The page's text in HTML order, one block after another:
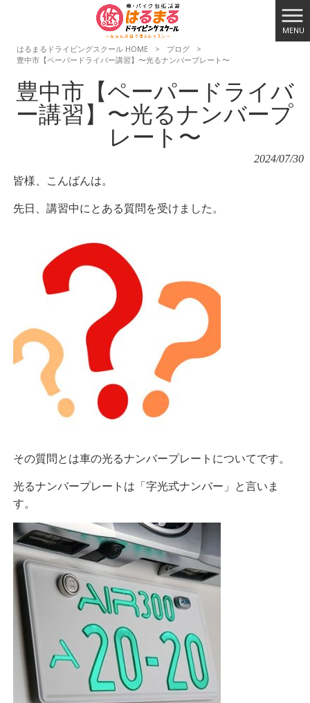
MENU
はるまるドライビングスクール HOME
> ブログ
>
豊中市【ペーパードライバー講習】〜光るナンバープレート〜
豊中市【ペーパードライバ
ー講習】〜光るナンバープ
レート〜
2024/07/30
皆様、こんばんは。
先日、講習中にとある質問を受けました。
その質問とは車の光るナンバープレートについてです。
光るナンバープレートは「字光式ナンバー」と言いま
す。